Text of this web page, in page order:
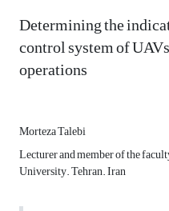
Determining the
control system of
operations
Morteza Talebi
Lecturer and member of the
University. Tehran. Iran